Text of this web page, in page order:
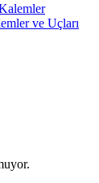
ve Uçları